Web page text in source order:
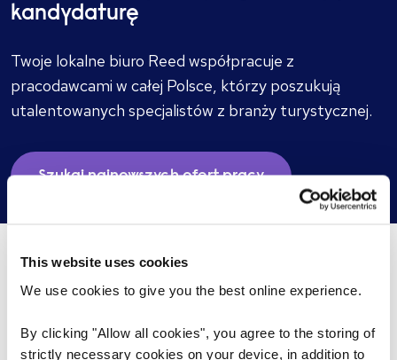
This website uses cookies
We use cookies to give you the best online experience.
By clicking "Allow all cookies", you agree to the storing of
strictly necessary cookies on your device, in addition to
kandydaturę
Twoje lokalne biuro Reed współpracuje z
pracodawcami w całej Polsce, którzy poszukują
utalentowanych specjalistów z branży turystycznej.
Szukaj najnowszych ofert pracy
To może Cię zainteresować...